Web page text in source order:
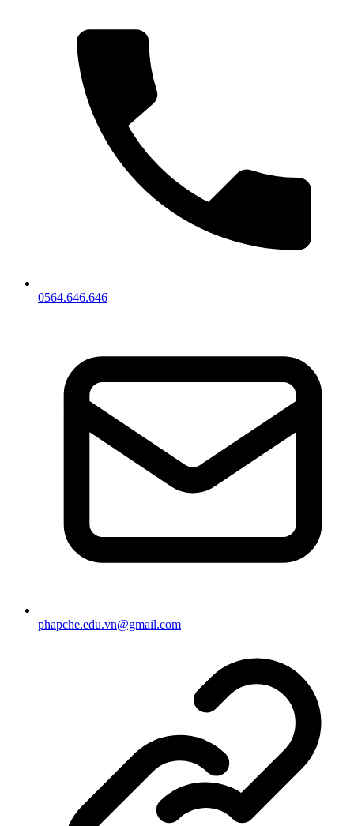
0564.646.646
phapche.edu.vn@gmail.com